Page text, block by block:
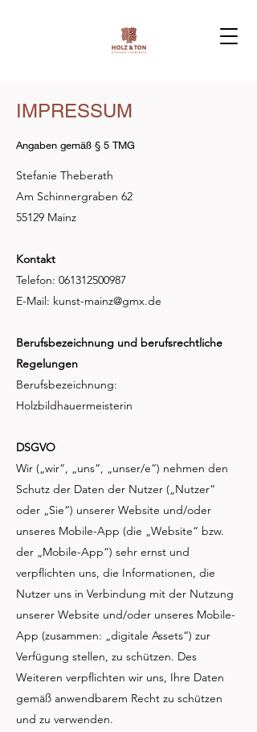
IMPRESSUM
Angaben gemäß § 5 TMG
Stefanie Theberath
Am Schinnergraben 62
55129 Mainz
Kontakt
Telefon: 061312500987
E-Mail: kunst-mainz@gmx.de
Berufsbezeichnung und berufsrechtliche
Regelungen
Berufsbezeichnung:
Holzbildhauermeisterin
DSGVO
Wir („wir“, „uns“, „unser/e“) nehmen den
Schutz der Daten der Nutzer („Nutzer“
oder „Sie“) unserer Website und/oder
unseres Mobile-App (die „Website“ bzw.
der „Mobile-App“) sehr ernst und
verpflichten uns, die Informationen, die
Nutzer uns in Verbindung mit der Nutzung
unserer Website und/oder unseres Mobile-
App (zusammen: „digitale Assets“) zur
Verfügung stellen, zu schützen. Des
Weiteren verpflichten wir uns, Ihre Daten
gemäß anwendbarem Recht zu schützen
und zu verwenden.